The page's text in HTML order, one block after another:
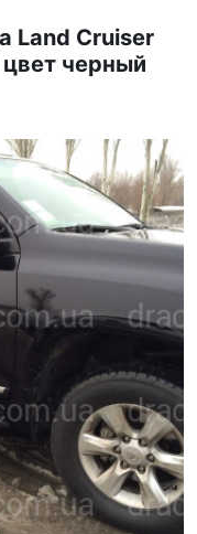
Land Cruiser
черный